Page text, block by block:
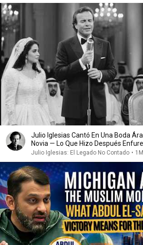
Julio Iglesias Cantó En Una Boda
Novia — Lo Que Hizo Después
Julio Iglesias: El Legado No Contado •